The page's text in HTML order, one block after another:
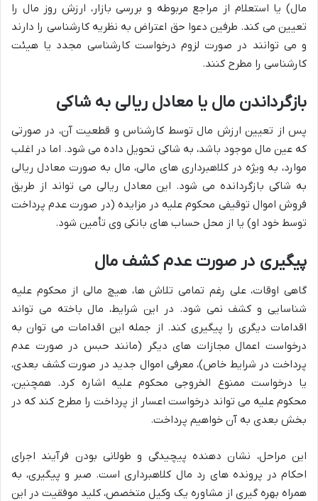
مال) یا استعلام از مراجع مربوطه و بررسی بازار، ارزش روز مال را
تعیین می کند. طرفین دعوا حق اعتراض به نظریه کارشناسی را دارند
و می توانند در صورت لزوم درخواست کارشناسی مجدد یا هیئت
کارشناسی را مطرح کنند.
بازگرداندن مال یا معادل ریالی به شاکی
پس از تعیین ارزش مال توسط کارشناس و قطعیت آن، در صورتی
که عین مال موجود باشد، به شاکی تحویل داده می شود. اما در اغلب
موارد، به ویژه در کلاهبرداری های مالی، مال به صورت معادل ریالی
به شاکی بازگردانده می شود. این معادل ریالی می تواند از طریق
فروش اموال توقیفی محکوم علیه در مزایده (در صورت عدم پرداخت
توسط خود او) یا از محل حساب های بانکی وی تأمین شود.
پیگیری در صورت عدم کشف مال
گاهی اوقات، علی رغم تمامی تلاش ها، هیچ مالی از محکوم علیه
شناسایی و کشف نمی شود. در این شرایط، مال باخته می تواند
اقدامات دیگری را پیگیری کند. از جمله این اقدامات می توان به
درخواست اعمال مجازات های دیگر (مانند حبس در صورت عدم
پرداخت در شرایط خاص)، معرفی اموال جدید در صورت کشف بعدی،
یا درخواست ممنوع الخروجی محکوم علیه اشاره کرد. همچنین،
محکوم علیه می تواند درخواست اعسار از پرداخت را مطرح کند که در
بخش بعدی به آن خواهیم پرداخت.
این مراحل، نشان دهنده پیچیدگی و طولانی بودن فرآیند اجرای
احکام در پرونده های رد مال کلاهبرداری است. صبر و پیگیری، به
همراه بهره گیری از مشاوره یک وکیل متخصص، کلید موفقیت در این